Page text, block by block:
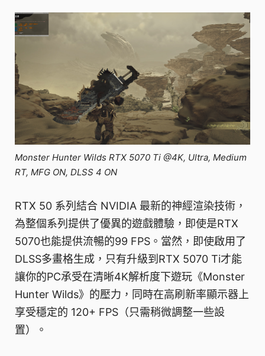
Monster Hunter Wilds RTX 5070 Ti @4K, Ultra, Medium
RT, MFG ON, DLSS 4 ON
RTX 50 系列結合 NVIDIA 最新的神經渲染技術，
為整個系列提供了優異的遊戲體驗，即使是RTX
5070也能提供流暢的99 FPS。當然，即使啟用了
DLSS多畫格生成，只有升級到RTX 5070 Ti才能
讓你的PC承受在清晰4K解析度下遊玩《Monster
Hunter Wilds》的壓力，同時在高刷新率顯示器上
享受穩定的 120+ FPS（只需稍微調整一些設
置）。